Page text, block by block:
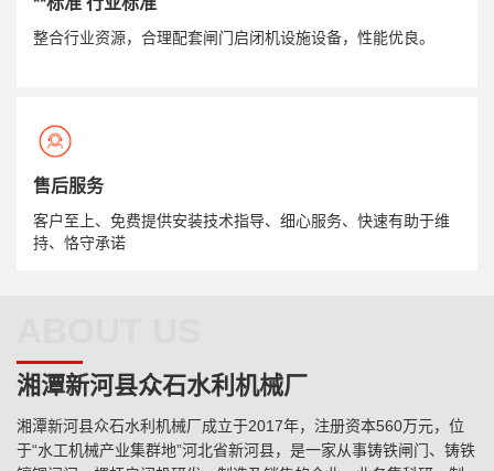
整合行业资源，合理配套闸门启闭机设施设备，性能优良。
售后服务
客户至上、免费提供安装技术指导、细心服务、快速有助于维
持、恪守承诺
湘潭新河县众石水利机械厂
湘潭新河县众石水利机械厂成立于2017年，注册资本560万元，位
于“水工机械产业集群地”河北省新河县，是一家从事铸铁闸门、铸铁